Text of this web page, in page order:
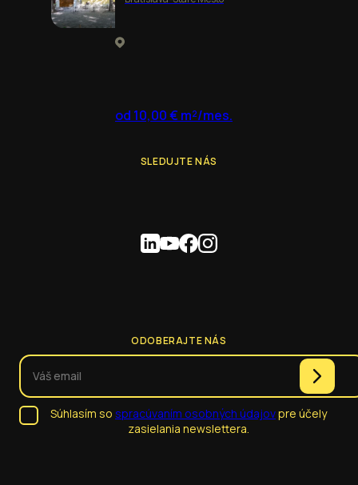
od 10,00 € m²/mes.
SLEDUJTE NÁS
ODOBERAJTE NÁS
Súhlasím so spracúvaním osobných údajovpre účely
zasielania newslettera.